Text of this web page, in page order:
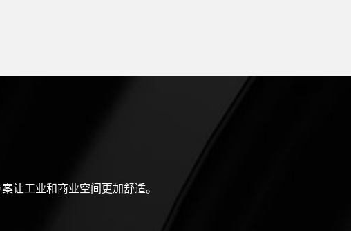
让工业和商业空间更加舒适。